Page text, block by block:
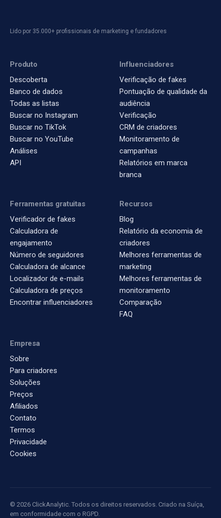
Lido por 35.000+ profissionais de marketing e fundadores
Produto
Descoberta
Banco de dados
Todas as listas
Buscar no Instagram
Buscar no TikTok
Buscar no YouTube
Análises
API
Influenciadores
Verificação de fakes
Pontuação de qualidade da
audiência
Verificação
CRM de criadores
Monitoramento de
campanhas
Relatórios em marca
branca
Ferramentas gratuitas
Verificador de fakes
Calculadora de
engajamento
Número de seguidores
Calculadora de alcance
Localizador de e-mails
Calculadora de preços
Encontrar influenciadores
Recursos
Blog
Relatório da economia de
criadores
Melhores ferramentas de
marketing
Melhores ferramentas de
monitoramento
Comparação
FAQ
Empresa
Sobre
Para criadores
Soluções
Preços
Afiliados
Contato
Termos
Privacidade
Cookies
© 2026 ClickAnalytic. Todos os direitos reservados. Criado na Suíça,
em conformidade com o RGPD.